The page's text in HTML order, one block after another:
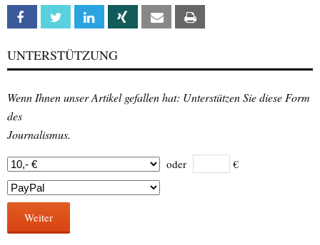
Facebook Twitter Linkedin Xing Email
UNTERSTÜTZUNG
Wenn Ihnen unser Artikel gefallen hat: Unterstützen Sie diese Form
des
Journalismus.
oder €
Weiter